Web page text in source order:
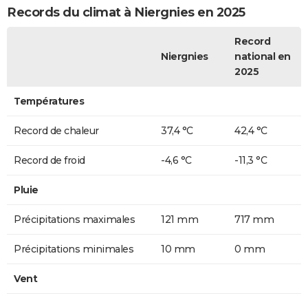
Records du climat à Niergnies en 2025
Niergnies
Record
national en
2025
Températures
Record de chaleur 37,4 °C 42,4 °C
Record de froid -4,6 °C -11,3 °C
Pluie
Précipitations maximales 121 mm 717 mm
Précipitations minimales 10 mm 0 mm
Vent